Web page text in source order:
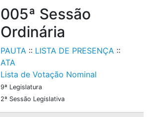
005ª Sessão
Ordinária
PAUTA:: LISTA DE PRESENÇA::
ATA
Lista de Votação Nominal
9ª Legislatura
2ª Sessão Legislativa